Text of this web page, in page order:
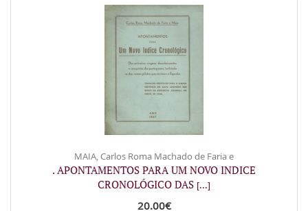
MAIA, Carlos Roma Machado de Faria e
. APONTAMENTOS PARA UM NOVO INDICE
CRONOLÓGICO DAS [...]
20.00€